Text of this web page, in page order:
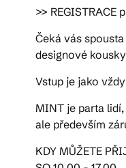
>> REGISTRACE
Čeká vás
designové
Vstup je jako
MINT je parta
ale především
KDY MŮŽETE